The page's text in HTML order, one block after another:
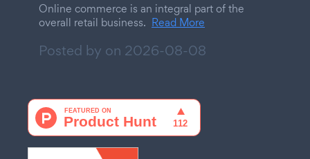
Online commerce is an integral part of the
overall retail business. Read More
Posted by on 2026-08-08